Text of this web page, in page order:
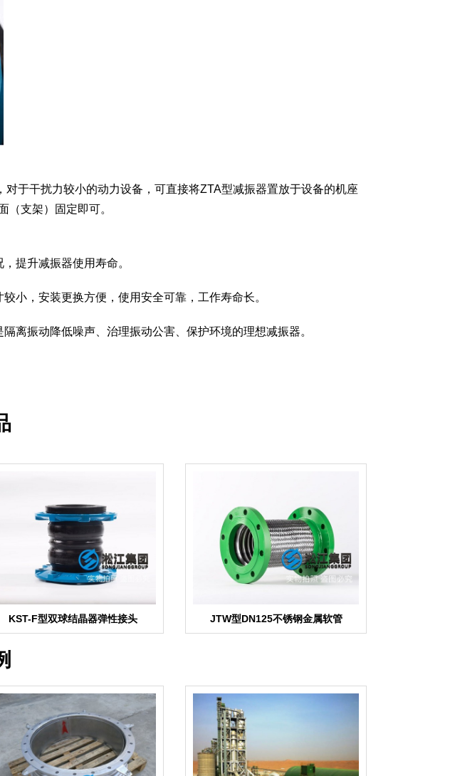
于干扰力较小的动力设备，可直接将ZTA型减振器置放于设备的机座
（支架）固定即可。
提升减振器使用寿命。
小，安装更换方便，使用安全可靠，工作寿命长。
离振动降低噪声、治理振动公害、保护环境的理想减振器。
KST-F型双球结晶器弹性接头 JTW型DN125不锈钢金属软管